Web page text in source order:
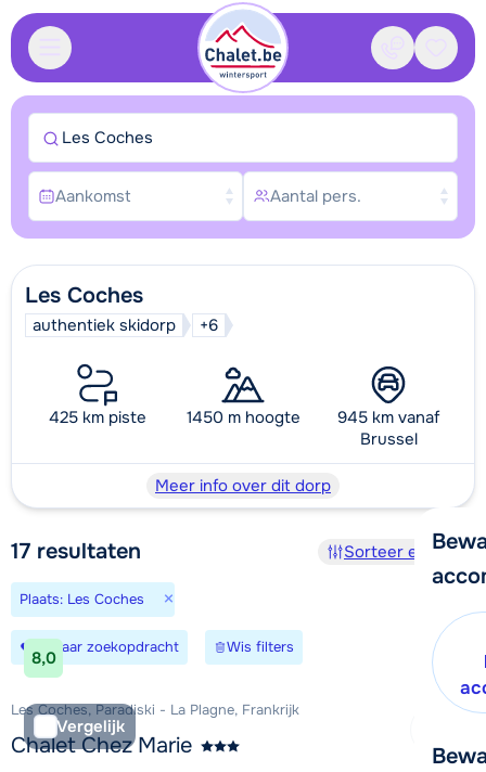
Contact
Les Coches
authentiek skidorp +6
425 km piste 1450 m hoogte
945 km vanaf
Brussel
Meer info over dit dorp
17 resultaten Sorteer en filter
Plaats: Les Coches ×
Bewaar zoekopdracht Wis filters
8,0
Vergelijk
Les Coches, Paradiski - La Plagne, Frankrijk
Chalet Chez Marie
Les Coches
Aankomst Aantal pers.